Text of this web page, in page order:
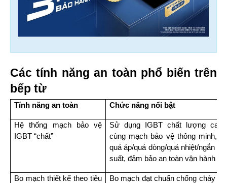
Các tính năng an toàn phổ biến trên
bếp từ
Tính năng an toàn Chức năng nổi bật
Hệ thống mạch bảo vệ
IGBT “chất”
Sử dụng IGBT chất lượng cao
cùng mạch bảo vệ thông minh,
quá áp/quá dòng/quá nhiệt/ngắn
suất, đảm bảo an toàn vận hành
Bo mạch thiết kế theo tiêu
Bo mạch đạt chuẩn chống cháy